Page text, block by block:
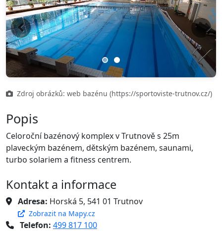
Previous Next
Zdroj obrázků: web bazénu (https://sportoviste-trutnov.cz/)
Popis
Celoroční bazénový komplex v Trutnově s 25m
plaveckým bazénem, dětským bazénem, saunami,
turbo solariem a fitness centrem.
Kontakt a informace
Adresa: Horská 5, 541 01 Trutnov
Zobrazit na Mapy.cz
Telefon: 499 817 100